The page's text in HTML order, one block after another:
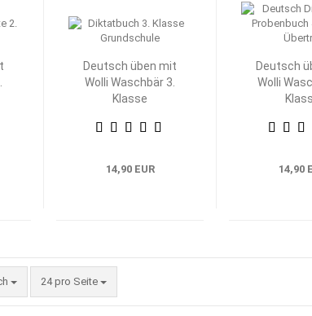
Deutsch üben mit
Wolli Waschbär 3.
Klasse
14,90 EUR
Deutsch
Wolli
14,90
24 pro Seite
pro Seite